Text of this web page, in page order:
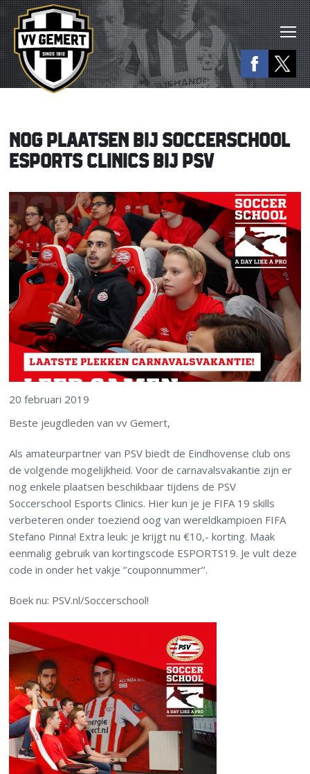
NOG PLAATSEN BIJ SOCCERSCHOOL
ESPORTS CLINICS BIJ PSV
20 februari 2019
Beste jeugdleden van vv Gemert,
Als amateurpartner van PSV biedt de Eindhovense club ons
de volgende mogelijkheid. Voor de carnavalsvakantie zijn er
nog enkele plaatsen beschikbaar tijdens de PSV
Soccerschool Esports Clinics. Hier kun je je FIFA 19 skills
verbeteren onder toeziend oog van wereldkampioen FIFA
Stefano Pinna! Extra leuk: je krijgt nu €10,- korting. Maak
eenmalig gebruik van kortingscode ESPORTS19. Je vult deze
code in onder het vakje ‘’couponnummer’’.
Boek nu: PSV.nl/Soccerschool!